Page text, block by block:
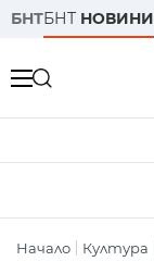
БНТБНТ НОВИНИ
Начало Култура